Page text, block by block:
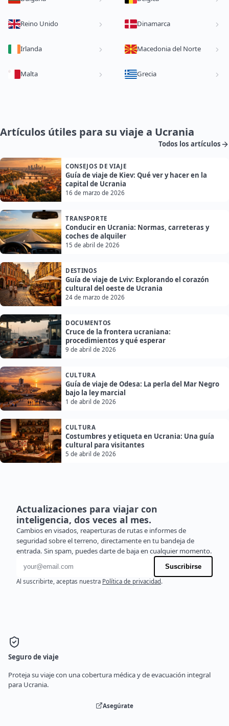
Reino Unido Dinamarca
Irlanda Macedonia del Norte
Malta Grecia
Artículos útiles para su viaje a Ucrania
Todos los artículos
CONSEJOS DE VIAJE
Guía de viaje de Kiev: Qué ver y hacer en la
capital de Ucrania
16 de marzo de 2026
TRANSPORTE
Conducir en Ucrania: Normas, carreteras y
coches de alquiler
15 de abril de 2026
DESTINOS
Guía de viaje de Lviv: Explorando el corazón
cultural del oeste de Ucrania
24 de marzo de 2026
DOCUMENTOS
Cruce de la frontera ucraniana:
procedimientos y qué esperar
9 de abril de 2026
CULTURA
Guía de viaje de Odesa: La perla del Mar Negro
bajo la ley marcial
1 de abril de 2026
CULTURA
Costumbres y etiqueta en Ucrania: Una guía
cultural para visitantes
5 de abril de 2026
Actualizaciones para viajar con
inteligencia, dos veces al mes.
Cambios en visados, reaperturas de rutas e informes de
seguridad sobre el terreno, directamente en tu bandeja de
entrada. Sin spam, puedes darte de baja en cualquier momento.
Dirección de correo electrónico
Suscribirse
Al suscribirte, aceptas nuestra Política de privacidad.
Seguro de viaje
Proteja su viaje con una cobertura médica y de evacuación integral
para Ucrania.
Asegúrate